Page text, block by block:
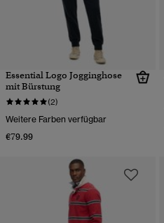
Essential Logo Jogginghose
mit Bürstung
(2)
Weitere Farben verfügbar
€79.99